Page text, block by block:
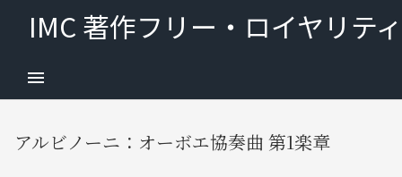
IMC 著作フリー・ロイヤリ
アルビノーニ：オーボエ協奏曲 第1楽章
child menu